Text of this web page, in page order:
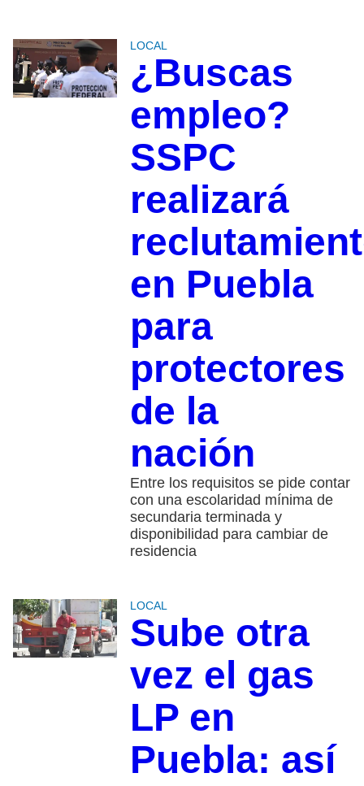
LOCAL
¿Buscas
empleo?
SSPC
realizará
en Puebla
para
protectores
de la
nación
Entre los requisitos se pide contar
con una escolaridad mínima de
secundaria terminada y
disponibilidad para cambiar de
residencia
LOCAL
Sube otra
vez el gas
LP en
Puebla: así